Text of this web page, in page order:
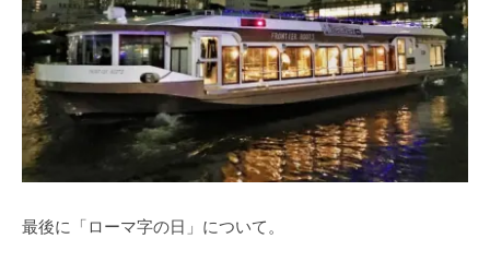
最後に「ローマ字の日」について。